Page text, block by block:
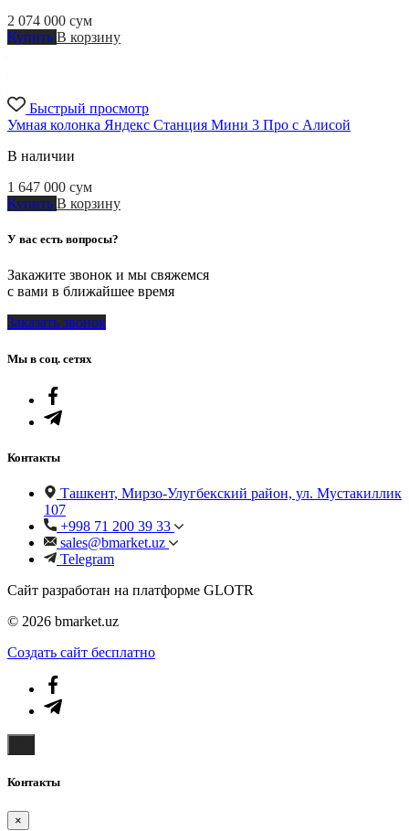
2 074 000 сум
Купить В корзину
Быстрый просмотр
Умная колонка Яндекс Станция Мини 3 Про с Алисой
В наличии
1 647 000 сум
Купить В корзину
У вас есть вопросы?
Закажите звонок и мы свяжемся
с вами в ближайшее время
Заказать звонок
Мы в соц. сетях
Контакты
Ташкент, Мирзо-Улугбекский район, ул. Мустакиллик
107
+998 71 200 39 33
sales@bmarket.uz
Telegram
Сайт разработан на платформе GLOTR
© 2026 bmarket.uz
Создать cайт бесплатно
Контакты
×